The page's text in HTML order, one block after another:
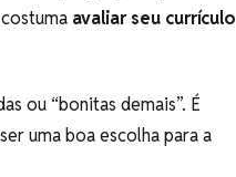
avaliar seu currículo
ou “bonitas demais”. É
uma boa escolha para a